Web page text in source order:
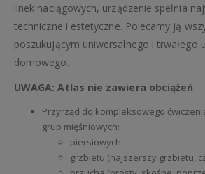
linek naciągowych, urządzenie spełnia
techniczne i estetyczne. Polecamy ją
poszukującym uniwersalnego i trwałego
domowego.
UWAGA: Atlas nie zawiera obciążeń
Przyrząd do kompleksowego
grup mięśniowych:
piersiowych
grzbietu (najszerszy grzbietu,